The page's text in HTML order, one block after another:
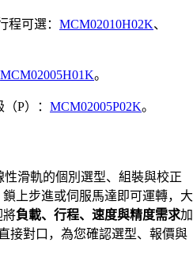
程可選： MCM02010H02K、
MCM02005H01K。
P）： MCM02005P02K。
性滑軌的個別選型、組裝與校正
上步進或伺服馬達即可運轉，大
將負載、行程、速度與精度需求加
接對口，為您確認選型、報價與